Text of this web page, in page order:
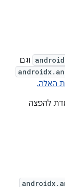
וגם
להפצה